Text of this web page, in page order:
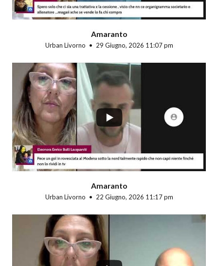
Amaranto
Urban Livorno 29 Giugno, 2026 11:07 pm
Amaranto
Urban Livorno 22 Giugno, 2026 11:17 pm